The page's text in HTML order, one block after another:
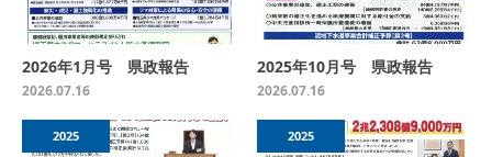
2026年1月号 県政報告
2026.07.16
2025年10月号 県政報告
2026.07.16
2025 2025